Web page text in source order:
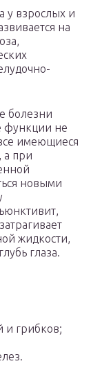
у взрослых и
на
болезни
функции не
имеющиеся
а при
новыми
жидкости,
глаза.
и грибков;